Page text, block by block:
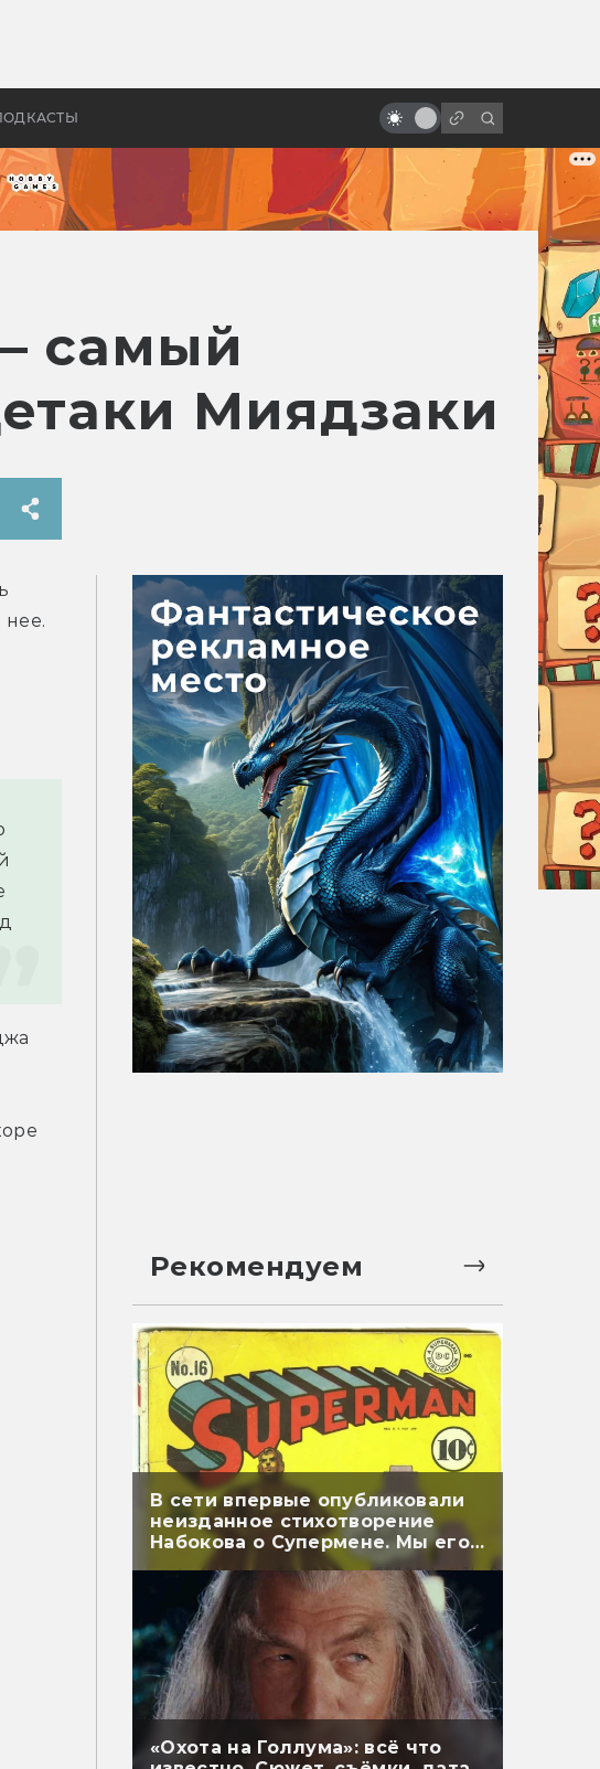
колец»
легенды
самый
Миядзаки
Рекомендуем
В сети впервые опубликовали
неизданное стихотворение
Набокова о Супермене. Мы его
перевели
«Охота на Голлума»: всё что